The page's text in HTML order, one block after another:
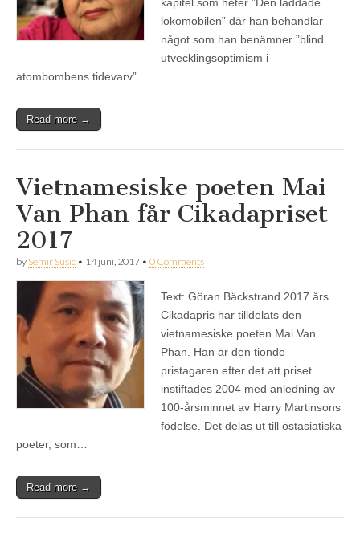
lokomobilen” där han behandlar
något som han benämner ”blind
utvecklingsoptimism i
atombombens tidevarv”.…
Read more →
Vietnamesiske poeten Mai
Van Phan får Cikadapriset
2017
by Semir Susic • 14 juni, 2017 • 0 Comments
Text: Göran Bäckstrand 2017 års
Cikadapris har tilldelats den
vietnamesiske poeten Mai Van
Phan. Han är den tionde
pristagaren efter det att priset
instiftades 2004 med anledning av
100-årsminnet av Harry Martinsons
födelse. Det delas ut till östasiatiska
poeter, som…
Read more →